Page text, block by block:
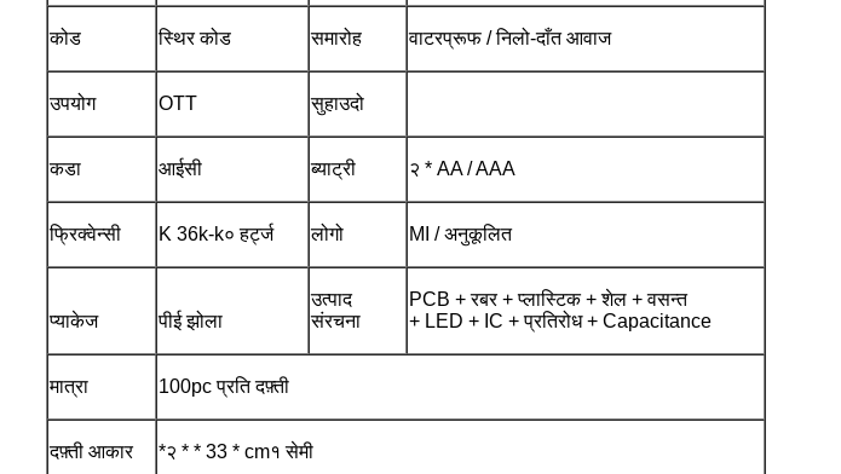
कोड स्थिर कोड समारोह वाटरप्रूफ / निलो-दाँत आवाज
उपयोग OTT सुहाउदो
कडा आईसी ब्याट्री २ * AA / AAA
फ्रिक्वेन्सी K 36k-k० हर्ट्ज लोगो MI / अनुकूलित
प्याकेज पीई झोला
उत्पाद
संरचना
PCB + रबर + प्लास्टिक + शेल + वसन्त
+ LED + IC + प्रतिरोध + Capacitance
मात्रा 100pc प्रति दफ़्ती
दफ़्ती आकार *२ * * 33 * cm१ सेमी